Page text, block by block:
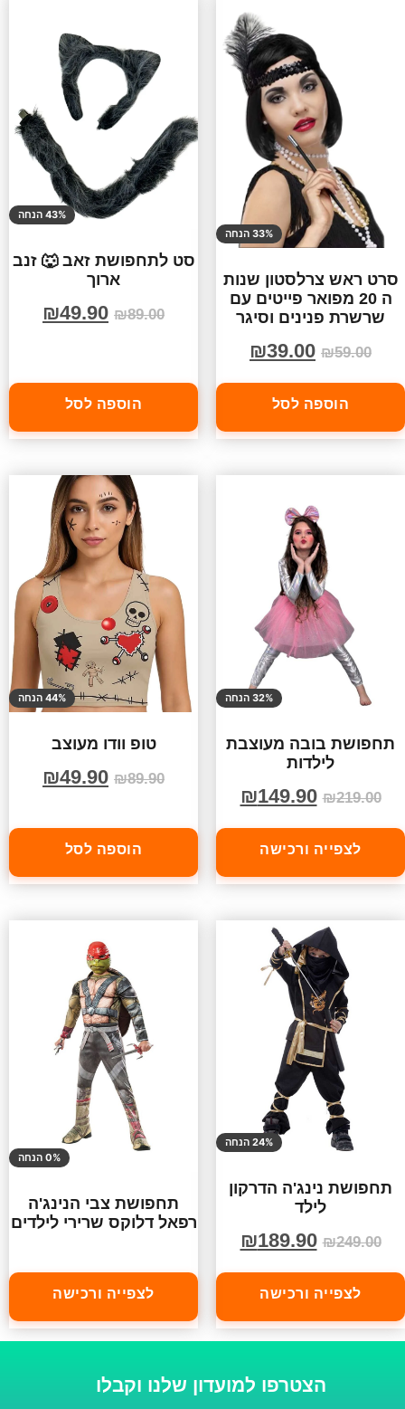
33% הנחה
סרט ראש צרלסטון שנות
ה 20 מפואר פייטים עם
שרשרת פנינים וסיגר
₪59.00
₪39.00
הוספה לסל
43% הנחה
סט לתחפושת זאב 🐺 זנב
ארוך
₪89.00
₪49.90
הוספה לסל
32% הנחה
תחפושת בובה מעוצבת
לילדות
₪219.00
₪149.90
לצפייה ורכישה
44% הנחה
טופ וודו מעוצב
₪89.90
₪49.90
הוספה לסל
24% הנחה
תחפושת נינג'ה הדרקון
לילד
₪249.00
₪189.90
לצפייה ורכישה
0% הנחה
תחפושת צבי הנינג'ה
רפאל דלוקס שרירי לילדים
לצפייה ורכישה
הצטרפו למועדון שלנו וקבלו